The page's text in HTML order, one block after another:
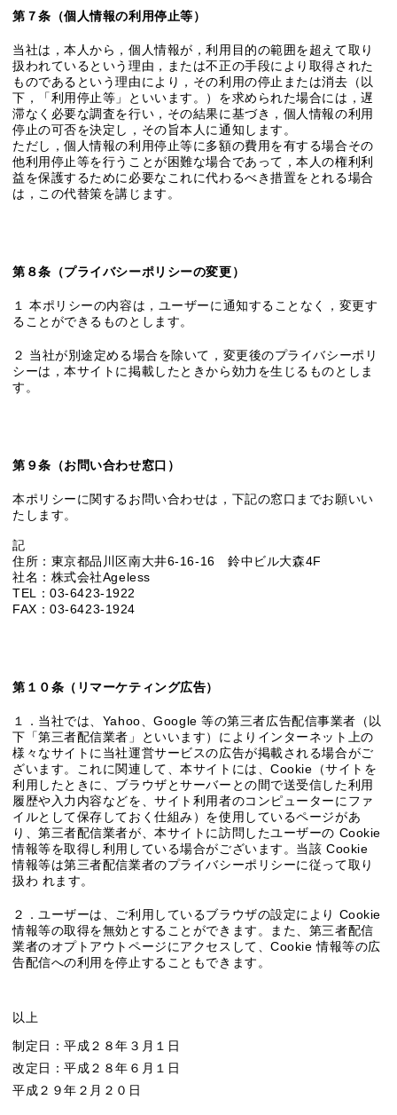
第７条（個人情報の利用停止等）
当社は，本人から，個人情報が，利用目的の範囲を超えて取り
扱われているという理由，または不正の手段により取得された
ものであるという理由により，その利用の停止または消去（以
下，「利用停止等」といいます。）を求められた場合には，遅
滞なく必要な調査を行い，その結果に基づき，個人情報の利用
停止の可否を決定し，その旨本人に通知します。
ただし，個人情報の利用停止等に多額の費用を有する場合その
他利用停止等を行うことが困難な場合であって，本人の権利利
益を保護するために必要なこれに代わるべき措置をとれる場合
は，この代替策を講じます。
第８条（プライバシーポリシーの変更）
１ 本ポリシーの内容は，ユーザーに通知することなく，変更す
ることができるものとします。
２ 当社が別途定める場合を除いて，変更後のプライバシーポリ
シーは，本サイトに掲載したときから効力を生じるものとしま
す。
第９条（お問い合わせ窓口）
本ポリシーに関するお問い合わせは，下記の窓口までお願いい
たします。
記
住所：東京都品川区南大井6-16-16 鈴中ビル大森4F
社名：株式会社Ageless
TEL：03-6423-1922
FAX：03-6423-1924
第１０条（リマーケティング広告）
１．当社では、Yahoo、Google 等の第三者広告配信事業者（以
下「第三者配信業者」といいます）によりインターネット上の
様々なサイトに当社運営サービスの広告が掲載される場合がご
ざいます。これに関連して、本サイトには、Cookie（サイトを
利用したときに、ブラウザとサーバーとの間で送受信した利用
履歴や入力内容などを、サイト利用者のコンピューターにファ
イルとして保存しておく仕組み）を使用しているページがあ
り、第三者配信業者が、本サイトに訪問したユーザーの Cookie
情報等を取得し利用している場合がございます。当該 Cookie
情報等は第三者配信業者のプライバシーポリシーに従って取り
扱わ れます。
２．ユーザーは、ご利用しているブラウザの設定により Cookie
情報等の取得を無効とすることができます。また、第三者配信
業者のオプトアウトページにアクセスして、Cookie 情報等の広
告配信への利用を停止することもできます。
以上
制定日：平成２８年３月１日
改定日：平成２８年６月１日
平成２９年２月２０日